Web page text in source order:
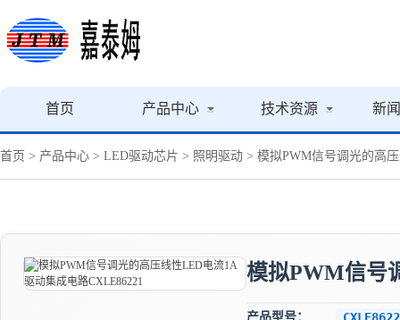
首页 产品中心 技术资源 新
首页 > 产品中心 > LED驱动芯片 > 照明驱动 > 模拟PWM信号调光的高
模拟PWM信号
产品型号：